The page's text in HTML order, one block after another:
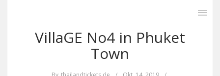
VillaGE No4 in Phuket
Town